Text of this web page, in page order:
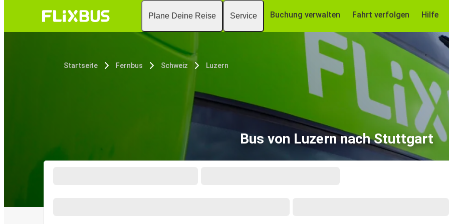
Plane Deine Reise Service Buchung verwalten Fahrt verfolgen Hilfe
Startseite Fernbus Schweiz Luzern
Bus von Luzern nach Stuttgart